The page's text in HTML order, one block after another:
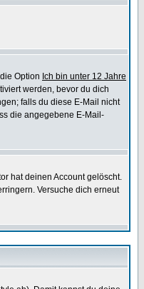
Option Ich bin unter 12 Jahre
werden, bevor du dich
falls du diese E-Mail nicht
die angegebene E-Mail-
hat deinen Account gelöscht.
Versuche dich erneut